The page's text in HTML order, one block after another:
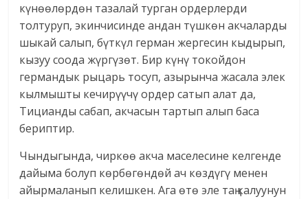
күнөөлөрдөн тазалай турган ордерлерди
толтуруп, экинчисинде андан түшкөн акчаларды
шыкай салып, бүткүл герман жергесин кыдырып,
кызуу соода жүргүзөт. Бир күнү токойдон
германдык рыцарь тосуп, азырынча жасала элек
кылмышты кечирүүчү ордер сатып алат да,
Тицианды сабап, акчасын тартып алып баса
бериптир.
Чындыгында, чиркөө акча маселесине келгенде
дайыма болуп көрбөгөндөй ач көздүгү менен
айырмаланып келишкен. Ага өтө эле таң калуунун